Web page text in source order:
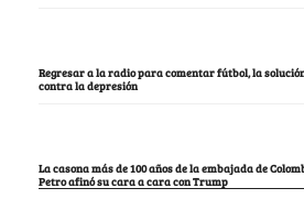
Regresar a la radio para comentar fútbol, la
contra la depresión
La casona más de 100 años de la embajada de
Petro afinó su cara a cara con Trump